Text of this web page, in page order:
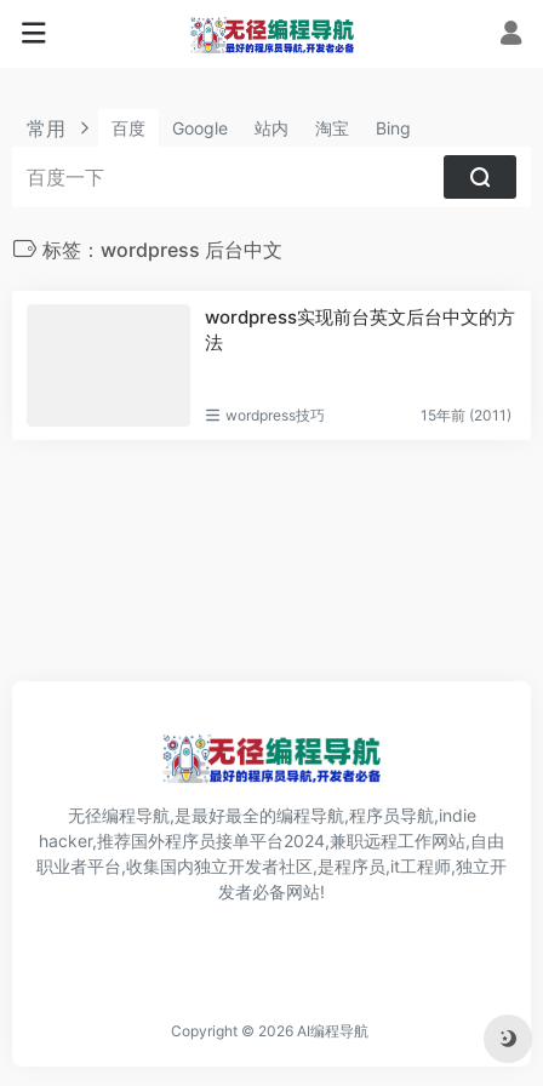
常用 百度 Google 站内 淘宝 Bing
标签：wordpress 后台中文
wordpress实现前台英文后台中文的方
法
wordpress技巧 15年前 (2011)
无径编程导航,是最好最全的编程导航,程序员导航,indie
hacker,推荐国外程序员接单平台2024,兼职远程工作网站,自由
职业者平台,收集国内独立开发者社区,是程序员,it工程师,独立开
发者必备网站!
Copyright © 2026 AI编程导航